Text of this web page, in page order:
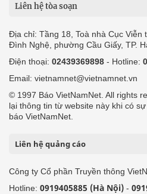
Liên hệ tòa soạn
Địa chỉ: Tầng 18, Toà nhà Cục Viễn
Đình Nghệ, phường Cầu Giấy, TP.
Điện thoại: 02439369898 - Hotline:
Email: vietnamnet@vietnamnet.vn
© 1997 Báo VietNamNet. All rights
lại thông tin từ website này khi có
báo VietNamNet.
Liên hệ quảng cáo
Công ty Cổ phần Truyền thông
Hotline: 0919405885 (Hà Nội) -